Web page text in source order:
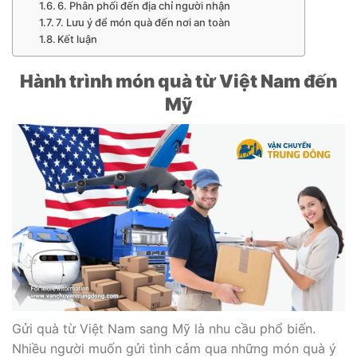
6. Phân phối đến địa chỉ người nhận
7. Lưu ý để món quà đến nơi an toàn
Kết luận
Hành trình món quà từ Việt Nam đến
Mỹ
Gửi quà từ Việt Nam sang Mỹ là nhu cầu phổ biến.
Nhiều người muốn gửi tình cảm qua những món quà ý